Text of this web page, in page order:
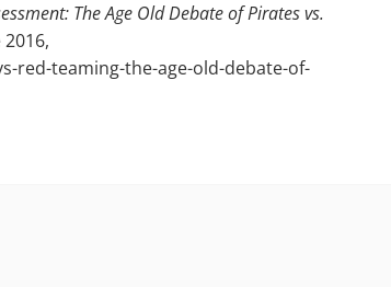
The Age Old Debate of Pirates vs.
2016,
red-teaming-the-age-old-debate-of-